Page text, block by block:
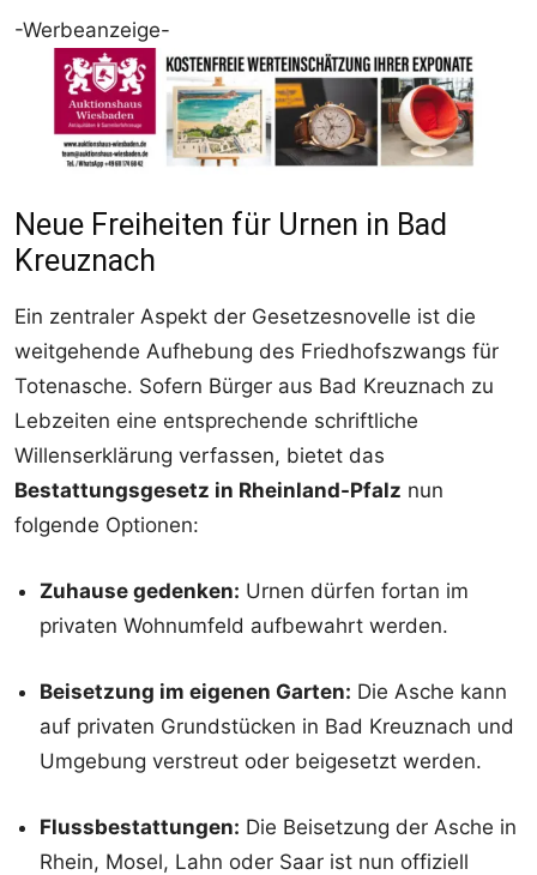
-Werbeanzeige-
Neue Freiheiten für Urnen in Bad
Kreuznach
Ein zentraler Aspekt der Gesetzesnovelle ist die
weitgehende Aufhebung des Friedhofszwangs für
Totenasche. Sofern Bürger aus Bad Kreuznach zu
Lebzeiten eine entsprechende schriftliche
Willenserklärung verfassen, bietet das
Bestattungsgesetz in Rheinland-Pfalz nun
folgende Optionen:
Zuhause gedenken: Urnen dürfen fortan im
privaten Wohnumfeld aufbewahrt werden.
Beisetzung im eigenen Garten: Die Asche kann
auf privaten Grundstücken in Bad Kreuznach und
Umgebung verstreut oder beigesetzt werden.
Flussbestattungen: Die Beisetzung der Asche in
Rhein, Mosel, Lahn oder Saar ist nun offiziell